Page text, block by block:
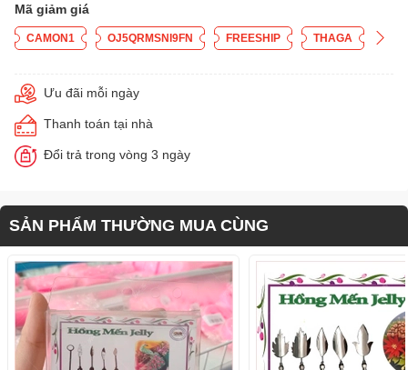
Mã giảm giá
CAMON1 OJ5QRMSNI9FN FREESHIP THAGA
Ưu đãi mỗi ngày
Thanh toán tại nhà
Đổi trả trong vòng 3 ngày
SẢN PHẨM THƯỜNG MUA CÙNG